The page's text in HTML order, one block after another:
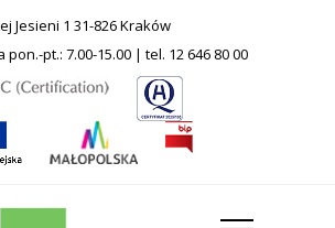
Jesieni 1 31-826 Kraków
pon.-pt.: 7.00-15.00 | tel. 12 646 80 00